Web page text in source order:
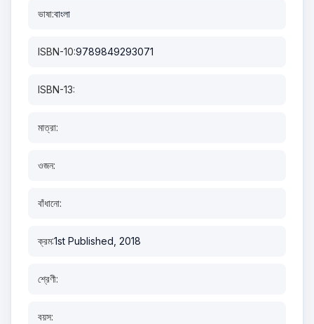
ভাষা:বাংলা
ISBN-10:9789849293071
ISBN-13:
মাত্রা:
ওজন:
বাঁধানো:
ক্রম:1st Published, 2018
শ্রেণী:
বয়স: